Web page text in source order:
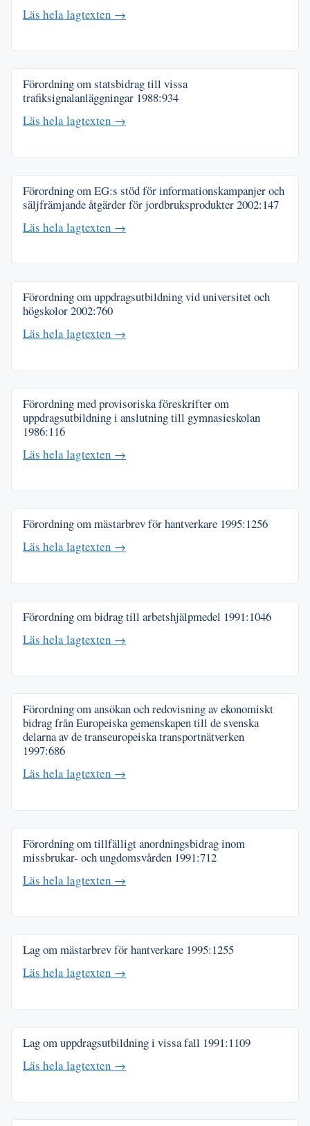
Läs hela lagtexten →
Förordning om statsbidrag till vissa
trafiksignalanläggningar 1988:934
Läs hela lagtexten →
Förordning om EG:s stöd för informationskampanjer och
säljfrämjande åtgärder för jordbruksprodukter2002:147
Läs hela lagtexten →
Förordning om uppdragsutbildning vid universitet och
högskolor2002:760
Läs hela lagtexten →
Förordning med provisoriska föreskrifter om
uppdragsutbildning i anslutning till gymnasieskolan
1986:116
Läs hela lagtexten →
Förordning om mästarbrev för hantverkare 1995:1256
Läs hela lagtexten →
Förordning om bidrag till arbetshjälpmedel 1991:1046
Läs hela lagtexten →
Förordning om ansökan och redovisning av ekonomiskt
bidrag från Europeiska gemenskapen till de svenska
delarna av de transeuropeiska transportnätverken
1997:686
Läs hela lagtexten →
Förordning om tillfälligt anordningsbidrag inom
missbrukar- och ungdomsvården 1991:712
Läs hela lagtexten →
Lag om mästarbrev för hantverkare 1995:1255
Läs hela lagtexten →
Lag om uppdragsutbildning i vissa fall 1991:1109
Läs hela lagtexten →